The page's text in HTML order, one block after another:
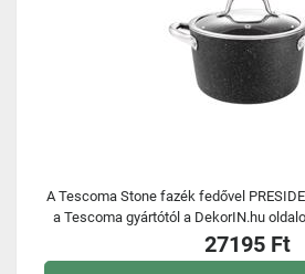
A Tescoma Stone fazék fedővel
a Tescoma gyártótól a DekorIN.hu
27195 Ft